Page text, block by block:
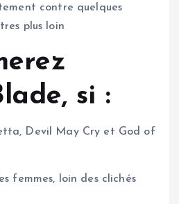
contre quelques
plus loin
si :
Devil May Cry et God of
femmes, loin des clichés